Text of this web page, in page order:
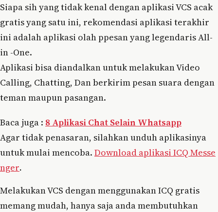
Siapa sih yang tidak kenal dengan aplikasi VCS acak
gratis yang satu ini, rekomendasi aplikasi terakhir
ini adalah aplikasi olah ppesan yang legendaris All-
in -One.
Aplikasi bisa diandalkan untuk melakukan Video
Calling, Chatting, Dan berkirim pesan suara dengan
teman maupun pasangan.
Baca juga : 8 Aplikasi Chat Selain Whatsapp
Agar tidak penasaran, silahkan unduh aplikasinya
untuk mulai mencoba. Download aplikasi ICQ Messe
nger.
Melakukan VCS dengan menggunakan ICQ gratis
memang mudah, hanya saja anda membutuhkan